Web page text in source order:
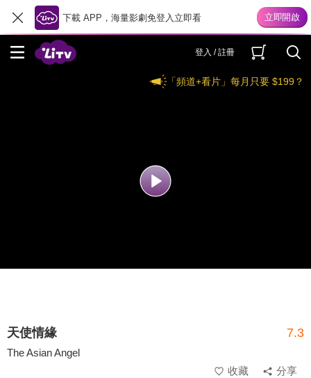
下載 APP，海量影劇免登入立即看
登入 / 註冊
「頻道+看片」每月只要 $199？
天使情緣 7.3
The Asian Angel
收藏
分享